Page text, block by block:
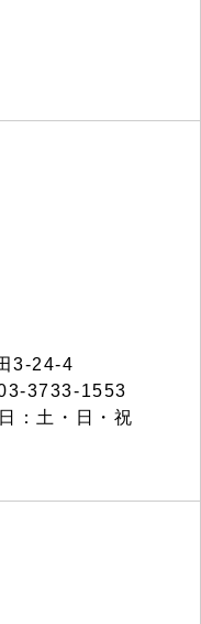
3-24-4
3733-1553
：土・日・祝